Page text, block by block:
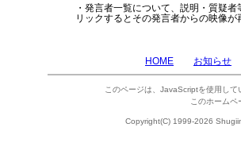
・発言者一覧について、説明・質疑
リックするとその発言者からの映像が
HOME お知らせ
このページは、JavaScriptを使用し
このホームペ
Copyright(C) 1999-2026